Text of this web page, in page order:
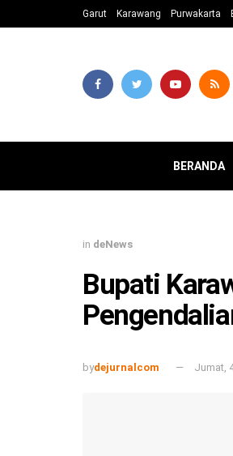
Garut Karawang Purwakarta
BERANDA
in deNews
Bupati
bydejurnalcom Jumat,